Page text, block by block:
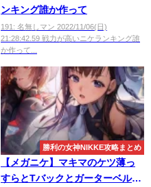
ンキング誰か作って
191: 名無しマン 2022/11/06(日)
21:28:42.59 戦力が高いニケランキング誰
か作って...
勝利の女神NIKKE攻略まとめ
【メガニケ】マキマのケツ薄っ
すらとTバックとガーターベルト